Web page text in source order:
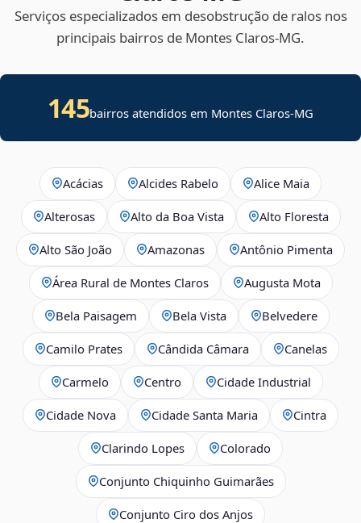
Serviços especializados em desobstrução de ralos nos
principais bairros de Montes Claros‑MG.
145bairros atendidos em Montes Claros-MG
Acácias Alcides Rabelo Alice Maia
Alterosas Alto da Boa Vista Alto Floresta
Alto São João Amazonas Antônio Pimenta
Área Rural de Montes Claros Augusta Mota
Bela Paisagem Bela Vista Belvedere
Camilo Prates Cândida Câmara Canelas
Carmelo Centro Cidade Industrial
Cidade Nova Cidade Santa Maria Cintra
Clarindo Lopes Colorado
Conjunto Chiquinho Guimarães
Conjunto Ciro dos Anjos